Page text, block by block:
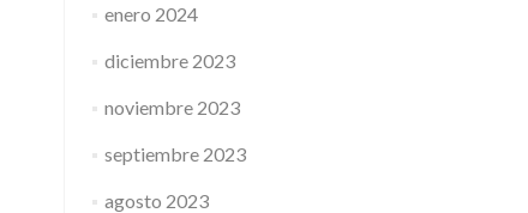
enero 2024
diciembre 2023
noviembre 2023
septiembre 2023
agosto 2023